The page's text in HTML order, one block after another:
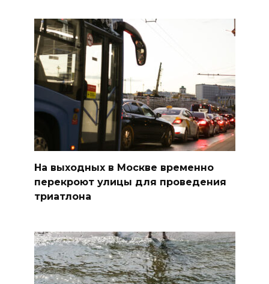
На выходных в Москве временно
перекроют улицы для проведения
триатлона